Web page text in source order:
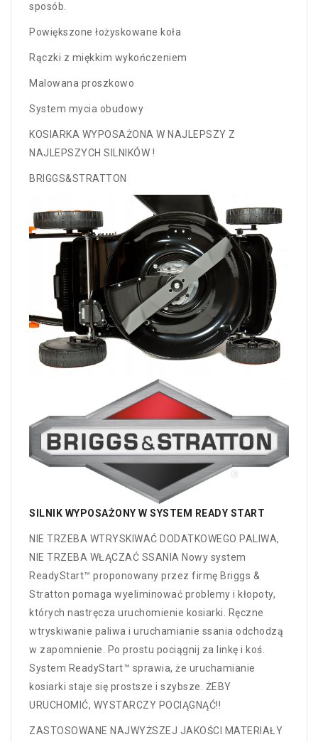
sposób.
Powiększone łożyskowane koła
Rączki z miękkim wykończeniem
Malowana proszkowo
System mycia obudowy
KOSIARKA WYPOSAŻONA W NAJLEPSZY Z
NAJLEPSZYCH SILNIKÓW !
BRIGGS&STRATTON
SILNIK WYPOSAŻONY W SYSTEM READY START
NIE TRZEBA WTRYSKIWAĆ DODATKOWEGO PALIWA,
NIE TRZEBA WŁĄCZAĆ SSANIA Nowy system
ReadyStart™ proponowany przez firmę Briggs &
Stratton pomaga wyeliminować problemy i kłopoty,
których nastręcza uruchomienie kosiarki. Ręczne
wtryskiwanie paliwa i uruchamianie ssania odchodzą
w zapomnienie. Po prostu pociągnij za linkę i koś.
System ReadyStart™ sprawia, że uruchamianie
kosiarki staje się prostsze i szybsze. ŻEBY
URUCHOMIĆ, WYSTARCZY POCIĄGNĄĆ!!
ZASTOSOWANE NAJWYŻSZEJ JAKOŚCI MATERIAŁY